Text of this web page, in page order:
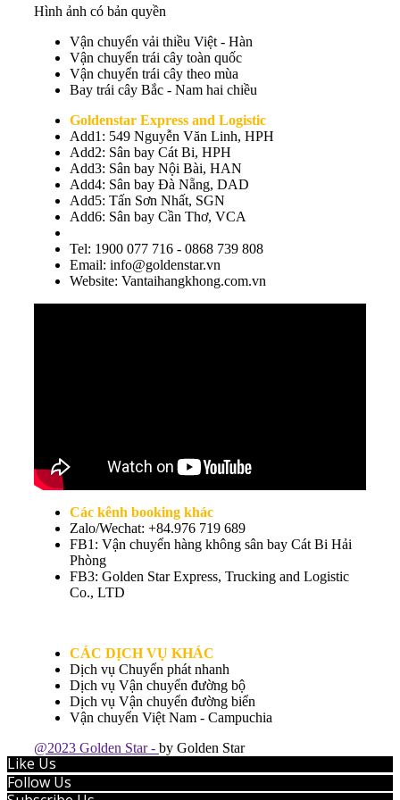
Hình ảnh có bản quyền
Vận chuyển vải thiều Việt - Hàn
Vận chuyển trái cây toàn quốc
Vận chuyển trái cây theo mùa
Bay trái cây Bắc - Nam hai chiều
Goldenstar Express and Logistic
Add1: 549 Nguyễn Văn Linh, HPH
Add2: Sân bay Cát Bi, HPH
Add3: Sân bay Nội Bài, HAN
Add4: Sân bay Đà Nẵng, DAD
Add5: Tấn Sơn Nhất, SGN
Add6: Sân bay Cần Thơ, VCA
Tel: 1900 077 716 - 0868 739 808
Email: info@goldenstar.vn
Website: Vantaihangkhong.com.vn
Các kênh booking khác
Zalo/Wechat: +84.976 719 689
FB1: Vận chuyển hàng không sân bay Cát Bi Hải
Phòng
FB3: Golden Star Express, Trucking and Logistic
Co., LTD
CÁC DỊCH VỤ KHÁC
Dịch vụ Chuyển phát nhanh
Dịch vụ Vận chuyển đường bộ
Dịch vụ Vận chuyển đường biển
Vận chuyển Việt Nam - Campuchia
@2023 Golden Star - by Golden Star
Like Us
Follow Us